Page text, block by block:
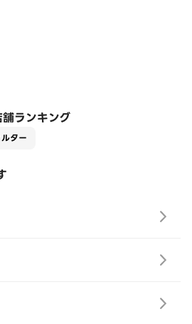
ランキング
ター